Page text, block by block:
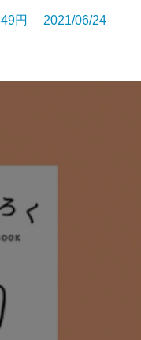
円 2021/06/24